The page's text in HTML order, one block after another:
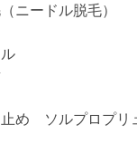
ニードル脱毛）
め ソルプロプリ